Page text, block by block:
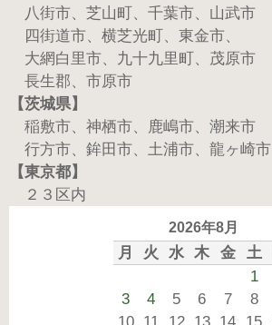
八街市、芝山町、千葉市、山武市
四街道市、横芝光町、東金市、
大網白里市、九十九里町、茂原市
長生郡、市原市
【茨城県】
稲敷市、神栖市、鹿嶋市、潮来市
行方市、鉾田市、土浦市、龍ヶ崎市
【東京都】
２３区内
2026年8月
月 火 水 木 金 土
1
3
4 5 6 7 8
10 11 12 13 14 15